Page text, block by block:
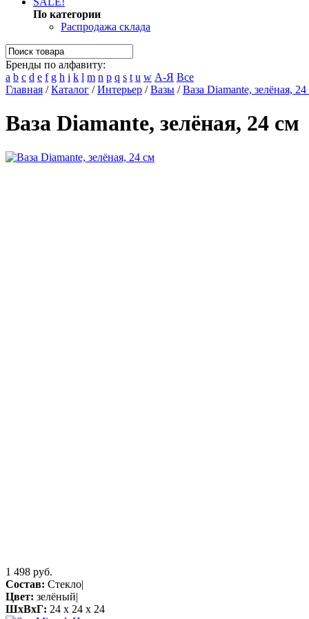
По категории
Распродажа склада
Бренды по алфавиту:
a b c d e f g h i k l m n p q s t u w А-Я Все
Главная /Каталог /Интерьер /Вазы /Ваза Diamante, зелёная,
Ваза Diamante, зелёная, 24 см
1 498 руб.
Состав: Стекло|
Цвет: зелёный|
ШхВхГ: 24 x 24 x 24